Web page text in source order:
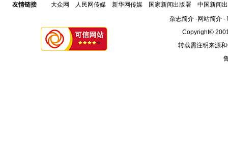
友情链接 大众网 人民网传媒 新华网传媒 国家新闻出版署
中国新闻
杂志简介-网站简介-
Copyright©
转载需注明来源